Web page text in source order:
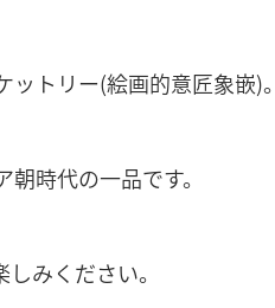
トリー(絵画的意匠象嵌)。
時代の一品です。
みください。